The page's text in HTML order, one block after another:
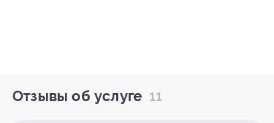
Отзывы об услуге 11